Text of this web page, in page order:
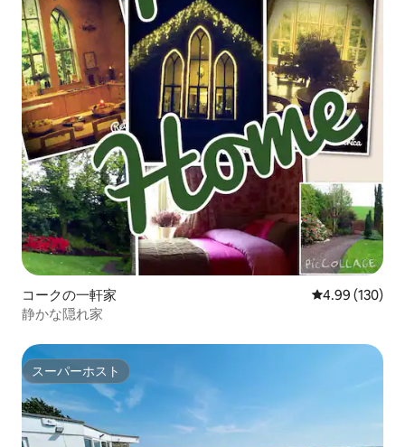
コークの一軒家 レビュー130
4.99 (130)
静かな隠れ家
スーパーホスト
スーパーホスト